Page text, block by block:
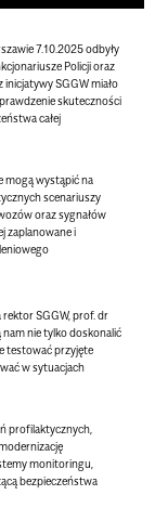
7.10.2025 odbyły
Policji oraz
inicjatywy SGGW miało
skuteczności
całej
mogą wystąpić na
scenariuszy
oraz sygnałów
zaplanowane i
rektor SGGW, prof. dr
nam nie tylko doskonalić
testować przyjęte
w sytuacjach
profilaktycznych,
monitoringu,
bezpieczeństwa